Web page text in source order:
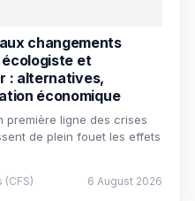
changements
et
: alternatives,
économique
première ligne des crises
de plein fouet les effets
6 August 2026